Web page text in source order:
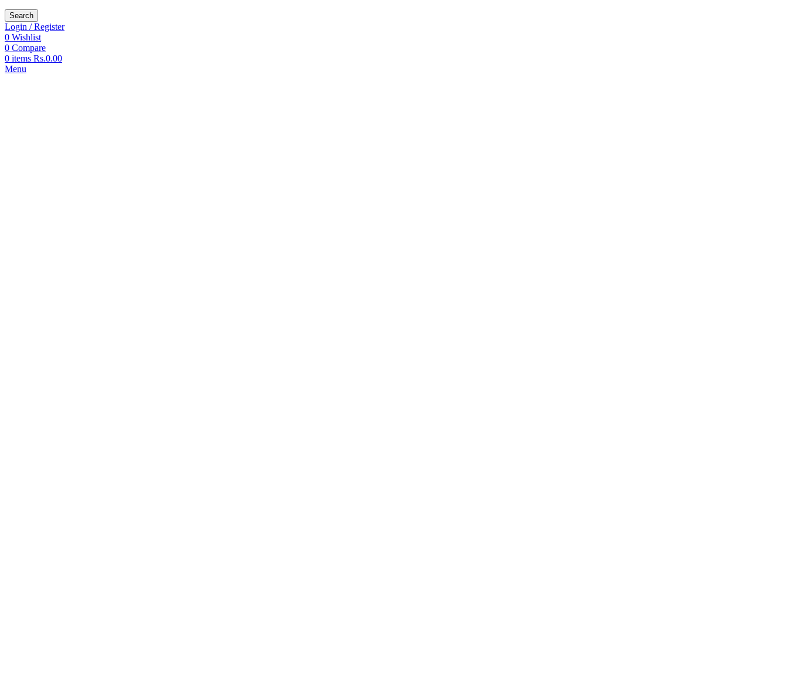
Search
Login / Register
0 Wishlist
0 Compare
0 items Rs.0.00
Menu